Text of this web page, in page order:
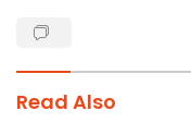
Read Also